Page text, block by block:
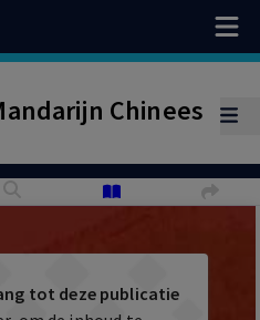
Chinees
tot deze publicatie